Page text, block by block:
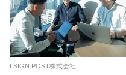
LSIGN POST株式会社